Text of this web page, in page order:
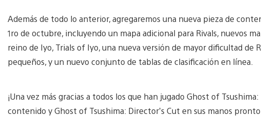
Además de todo lo anterior, agregaremos una nueva pieza de
1ro de octubre, incluyendo un mapa adicional para Rivals, nuevos
reino de Iyo, Trials of Iyo, una nueva versión de mayor dificultad de
pequeños, y un nuevo conjunto de tablas de clasificación en línea.
¡Una vez más gracias a todos los que han jugado Ghost of
contenido y Ghost of Tsushima: Director’s Cut en sus manos pronto.